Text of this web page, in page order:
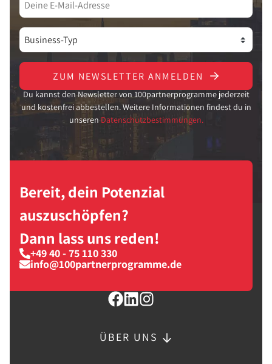
ZUM NEWSLETTER ANMELDEN
Du kannst den Newsletter von 100partnerprogramme jederzeit
und kostenfrei abbestellen. Weitere Informationen findest du in
unseren Datenschutzbestimmungen.
Bereit, dein Potenzial
auszuschöpfen?
Dann lass uns reden!
+49 40 - 75 110 330
info@100partnerprogramme.de
ÜBER UNS